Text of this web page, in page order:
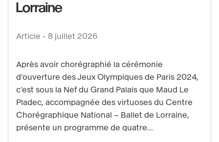
questions
Maud
Le
Pladec,
chorégraphe
Lorraine
Article - 8 juillet 2026
Après avoir chorégraphié la cérémonie
d’ouverture des Jeux Olympiques de Paris 2024,
c’est sous la Nef du Grand Palais que Maud Le
Pladec, accompagnée des virtuoses du Centre
Chorégraphique National – Ballet de Lorraine,
présente un programme de quatre...